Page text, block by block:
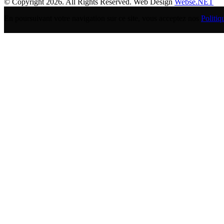
© Copyright 2026. All Rights Reserved. Web Design Webse.NET